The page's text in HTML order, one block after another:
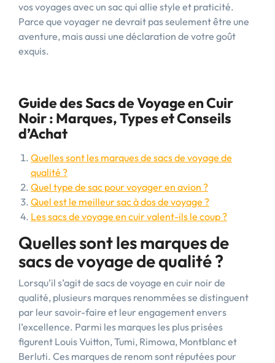
vos voyages avec un sac qui allie style et praticité.
Parce que voyager ne devrait pas seulement être une
aventure, mais aussi une déclaration de votre goût
exquis.
Guide des Sacs de Voyage en Cuir
Noir : Marques, Types et Conseils
d’Achat
Quelles sont les marques de sacs de voyage de
qualité ?
Quel type de sac pour voyager en avion ?
Quel est le meilleur sac à dos de voyage ?
Les sacs de voyage en cuir valent-ils le coup ?
Quelles sont les marques de
sacs de voyage de qualité ?
Lorsqu’il s’agit de sacs de voyage en cuir noir de
qualité, plusieurs marques renommées se distinguent
par leur savoir-faire et leur engagement envers
l’excellence. Parmi les marques les plus prisées
figurent Louis Vuitton, Tumi, Rimowa, Montblanc et
Berluti. Ces marques de renom sont réputées pour